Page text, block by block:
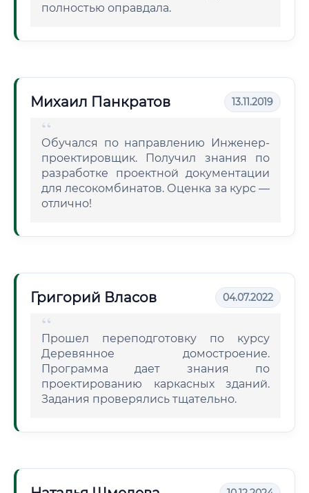
полностью оправдала.
Михаил Панкратов 13.11.2019
Обучался по направлению Инженер-
проектировщик. Получил знания по
разработке проектной документации
для лесокомбинатов. Оценка за курс —
отлично!
Григорий Власов 04.07.2022
Прошел переподготовку по курсу
Деревянное домостроение.
Программа дает знания по
проектированию каркасных зданий.
Задания проверялись тщательно.